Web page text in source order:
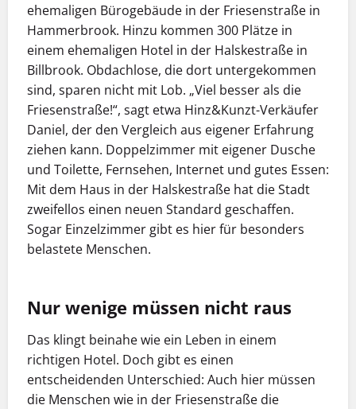
ehemaligen Bürogebäude in der Friesenstraße in
Hammerbrook. Hinzu kommen 300 Plätze in
einem ehemaligen Hotel in der Halskestraße in
Billbrook. Obdachlose, die dort untergekommen
sind, sparen nicht mit Lob. „Viel besser als die
Friesenstraße!“, sagt etwa Hinz&Kunzt-Verkäufer
Daniel, der den Vergleich aus eigener Erfahrung
ziehen kann. Doppelzimmer mit eigener Dusche
und Toilette, Fernsehen, Internet und gutes Essen:
Mit dem Haus in der Halskestraße hat die Stadt
zweifellos einen neuen Standard geschaffen.
Sogar Einzelzimmer gibt es hier für besonders
belastete Menschen.
Nur wenige müssen nicht raus
Das klingt beinahe wie ein Leben in einem
richtigen Hotel. Doch gibt es einen
entscheidenden Unterschied: Auch hier müssen
die Menschen wie in der Friesenstraße die